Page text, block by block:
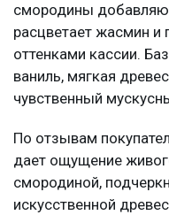
смородины
расцветает жасмин и
оттенками кассии.
ваниль, мягкая
чувственный
По отзывам
дает ощущение
смородиной,
искусственной